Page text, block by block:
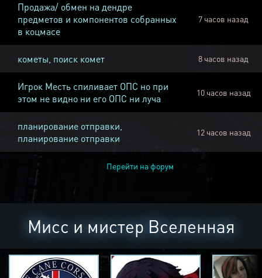
Продажа/ обмен на дендре
предметов и компонентов собранных
в коцмасе
7 часов назад
кометы, поиск комет 8 часов назад
Игрок Месть спиливает ОПС но при
этом не видно ни его ОПС ни луча
10 часов назад
планирование отправки,
планирование отправки
12 часов назад
Перейти на форум
Мисс и мистер Вселенная